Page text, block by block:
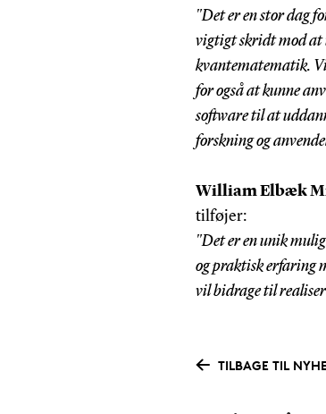
"Det er en stor dag
vigtigt skridt mod at
kvantematematik.
for også at kunne
software til at
forskning og
William Elbæk
tilføjer:
"Det er en unik
og praktisk erfaring
vil bidrage til
TILBAGE TIL